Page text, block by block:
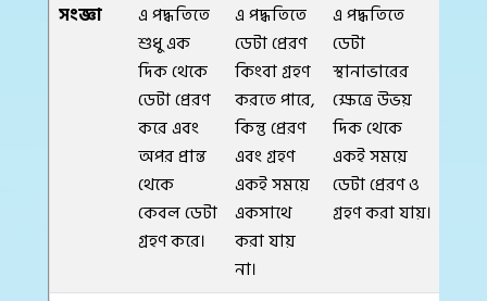
সংজ্ঞা
এ পদ্ধতিতে
শুধু এক
দিক থেকে
ডেটা প্রেরণ
করে এবং
অপর প্রান্ত
থেকে
কেবল ডেটা
গ্রহণ করে।
এ পদ্ধতিতে
ডেটা প্রেরণ
কিংবা গ্রহণ
করতে পারে,
কিন্তু প্রেরণ
এবং গ্রহণ
একই সময়ে
একসাথে
করা যায়
না।
এ পদ্ধতিতে
ডেটা
স্থানাভারের
ক্ষেত্রে উভয়
দিক থেকে
একই সময়ে
ডেটা প্রেরণ ও
গ্রহণ করা যায়।